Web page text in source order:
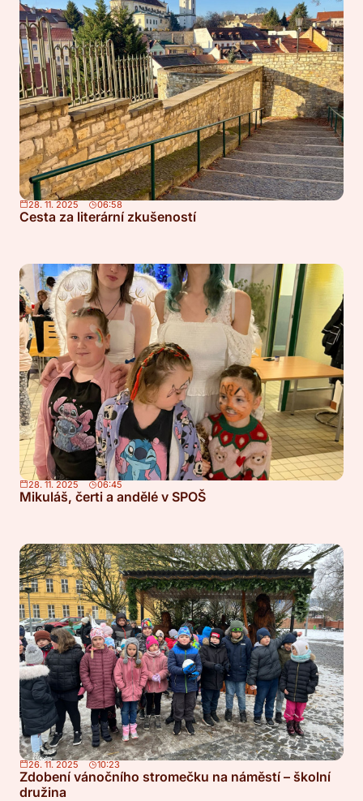
28. 11. 2025 06:58
Cesta za literární zkušeností
28. 11. 2025 06:45
Mikuláš, čerti a andělé v SPOŠ
26. 11. 2025 10:23
Zdobení vánočního stromečku na náměstí – školní
družina